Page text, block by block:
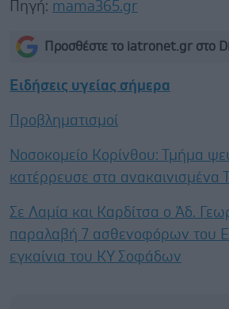
Πηγή: mama365.gr
Προσθέστε το iatronet.gr στο
Ειδήσεις υγείας σήμερα
Προβληματισμοί
Νοσοκομείο Κορίνθου: Τμήμα
κατέρρευσε στα ανακαινισμένα
Σε Λαμία και Καρδίτσα ο Άδ.
παραλαβή 7 ασθενοφόρων του
εγκαίνια του ΚΥ Σοφάδων